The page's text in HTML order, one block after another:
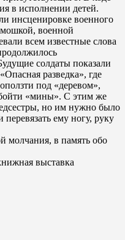
в исполнении детей.
инсценировке военного
военной
всем известные слова
солдаты показали
разведка», где
под «деревом»,
«мины». С этим же
но им нужно было
ему ногу, руку
молчания, в память обо
выставка